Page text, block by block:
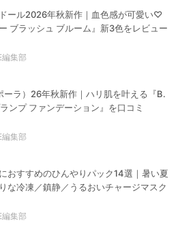
ール2026年秋新作｜血色感が可愛い♡
ー ブラッシュ ブルーム』新3色をレビュー
編集部
ーラ）26年秋新作｜ハリ肌を叶える『B.
ンプ ファンデーション』を口コミ
編集部
おすすめのひんやりパック14選｜暑い夏
な冷凍／鎮静／うるおいチャージマスク
編集部